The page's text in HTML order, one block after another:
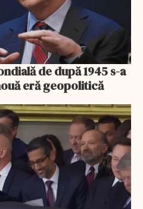
de după 1945 s-a
eră geopolitică